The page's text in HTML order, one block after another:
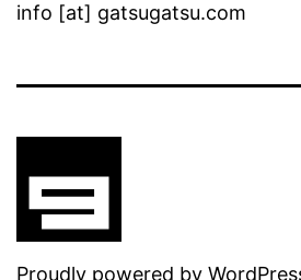
info [at] gatsugatsu.com
Proudly powered by